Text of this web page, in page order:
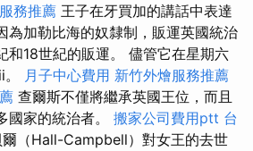
務推薦 王子在牙買加的講話中表達
為加勒比海的奴隸制，販運英國統治
和18世紀的販運。 儘管它在星期六
月子中心費用 新竹外燴服務推薦
查爾斯不僅將繼承英國王位，而且
國家的統治者。 搬家公司費用ptt 台
爾（Hall-Campbell）對女王的去世